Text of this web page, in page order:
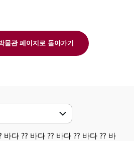
물관 페이지로 돌아가기
바다 ⁇ 바다 ⁇ 바다 ⁇ 바다 ⁇ 바